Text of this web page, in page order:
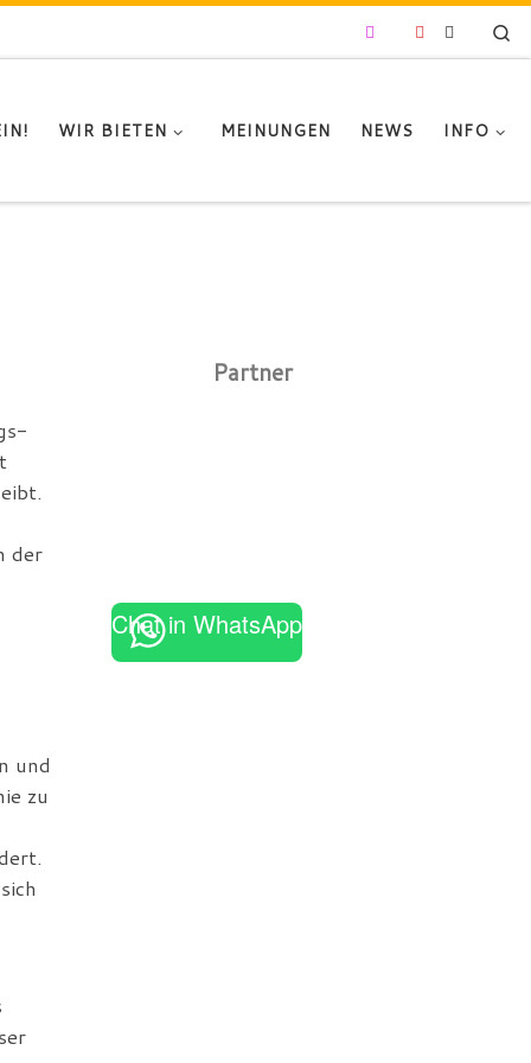
WIR BIETEN MEINUNGEN NEWS INFO
der
und
zu
Partner
Chat in WhatsApp